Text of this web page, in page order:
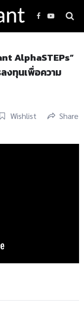
Facebook
YouTube
AlphaSTEPs”
งทุนเพื่อความ
Wishlist Share